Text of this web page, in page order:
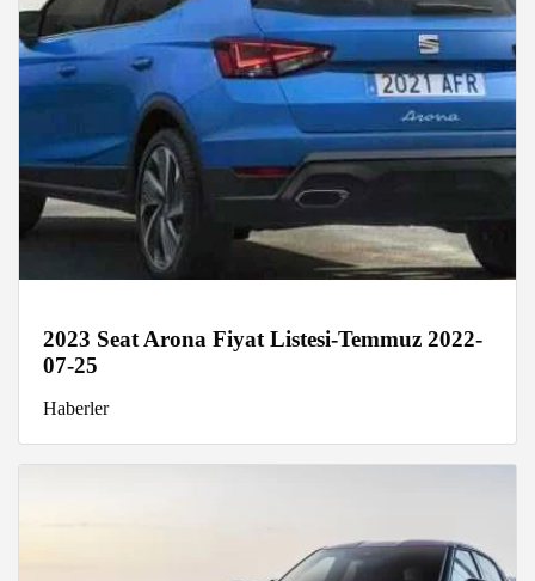
2023 Seat Arona Fiyat Listesi-Temmuz 2022-
07-25
Haberler